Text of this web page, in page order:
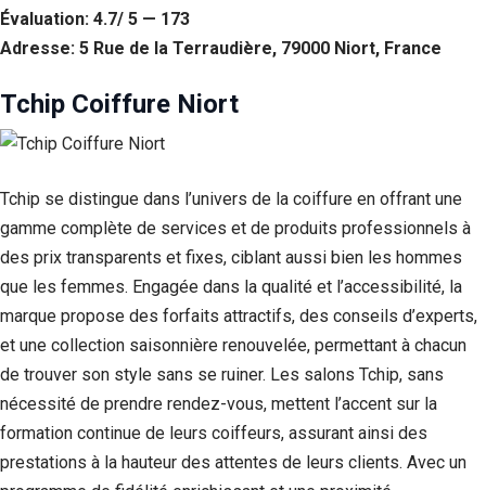
Évaluation: 4.7/ 5 — 173
Adresse: 5 Rue de la Terraudière, 79000 Niort, France
Tchip Coiffure Niort
Tchip se distingue dans l’univers de la coiffure en offrant une
gamme complète de services et de produits professionnels à
des prix transparents et fixes, ciblant aussi bien les hommes
que les femmes. Engagée dans la qualité et l’accessibilité, la
marque propose des forfaits attractifs, des conseils d’experts,
et une collection saisonnière renouvelée, permettant à chacun
de trouver son style sans se ruiner. Les salons Tchip, sans
nécessité de prendre rendez-vous, mettent l’accent sur la
formation continue de leurs coiffeurs, assurant ainsi des
prestations à la hauteur des attentes de leurs clients. Avec un